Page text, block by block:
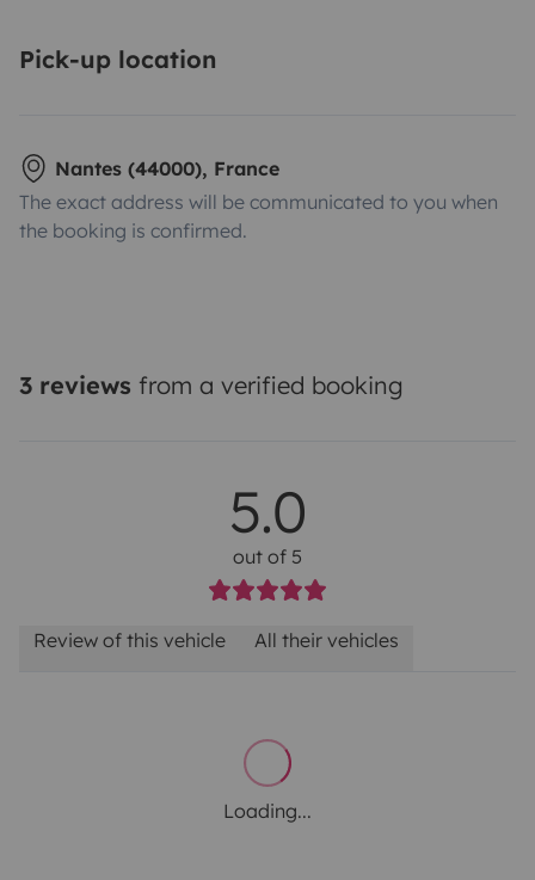
Pick-up location
Nantes (44000), France
The exact address will be communicated to you when
the booking is confirmed.
3 reviews from a verified booking
5.0
out of 5
Review of this vehicle All their vehicles
Loading...